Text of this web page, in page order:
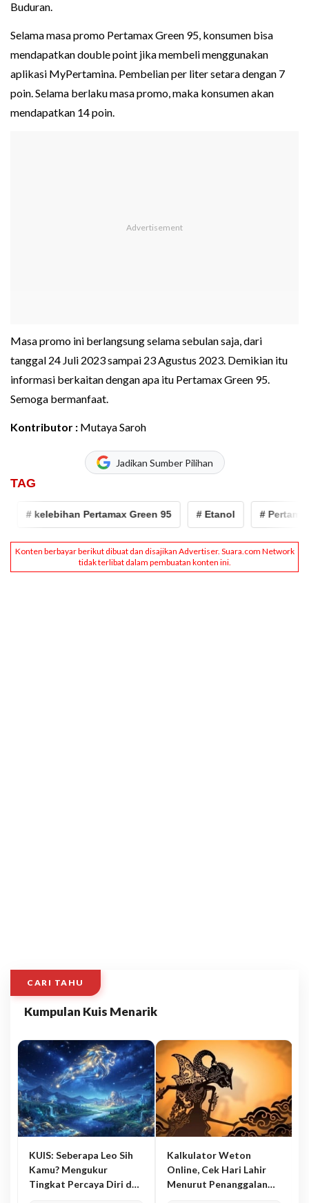
Buduran.
Selama masa promo Pertamax Green 95, konsumen bisa
mendapatkan double point jika membeli menggunakan
aplikasi MyPertamina. Pembelian per liter setara dengan 7
poin. Selama berlaku masa promo, maka konsumen akan
mendapatkan 14 poin.
Masa promo ini berlangsung selama sebulan saja, dari
tanggal 24 Juli 2023 sampai 23 Agustus 2023. Demikian itu
informasi berkaitan dengan apa itu Pertamax Green 95.
Semoga bermanfaat.
Kontributor : Mutaya Saroh
Jadikan Sumber Pilihan
TAG
# kelebihan Pertamax Green 95 # Etanol # Pertamax
CARI TAHU
Kumpulan Kuis Menarik
KUIS: Seberapa Leo Sih
Kamu? Mengukur
Tingkat Percaya Diri dan
Kalkulator Weton
Online, Cek Hari Lahir
Menurut Penanggalan